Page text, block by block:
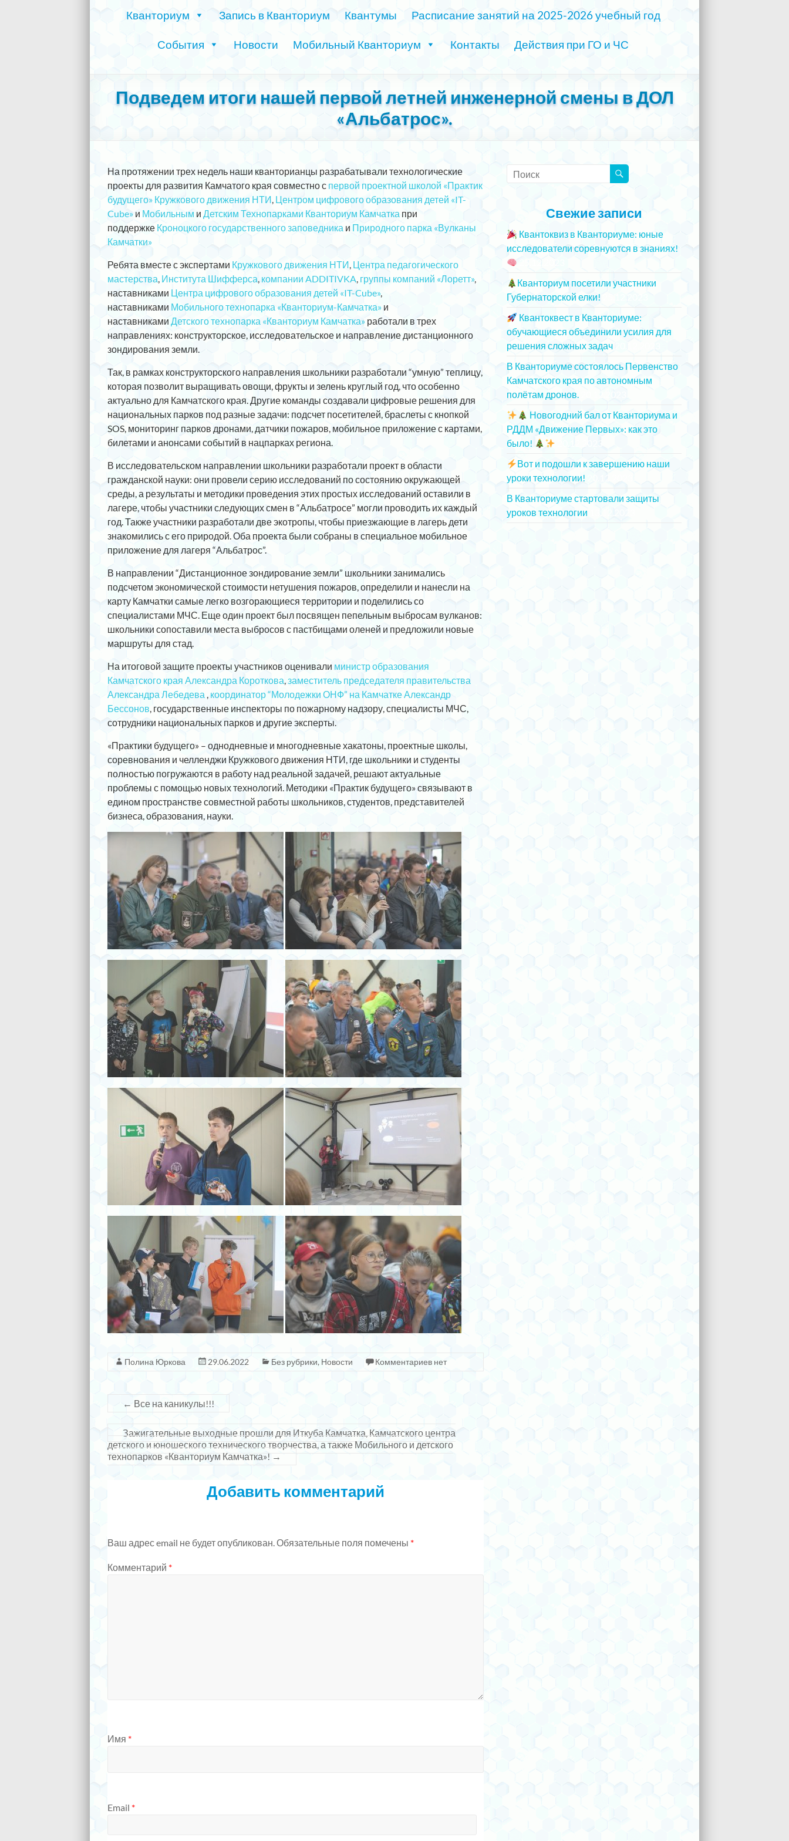
Кванториум Запись в Кванториум Квантумы Расписание занятий на 2025-2026 учебный год
События Новости Мобильный Кванториум Контакты Действия при ГО и ЧС
Подведем итоги нашей первой летней инженерной смены в ДОЛ
«Альбатрос».
На протяжении трех недель наши кванторианцы разрабатывали технологические
проекты для развития Камчатого края совместно с первой проектной школой «Практик
будущего» Кружкового движения НТИ, Центром цифрового образования детей «IT-
Cube» и Мобильным и Детским Технопарками Кванториум Камчатка при
поддержке Кроноцкого государственного заповедника и Природного парка «Вулканы
Камчатки»
Ребята вместе с экспертами Кружкового движения НТИ, Центра педагогического
мастерства, Института Шифферса, компании ADDITIVKA, группы компаний «Лоретт»,
наставниками Центра цифрового образования детей «IT-Cube»,
наставниками Мобильного технопарка «Кванториум-Камчатка» и
наставниками Детского технопарка «Кванториум Камчатка» работали в трех
направлениях: конструкторское, исследовательское и направление дистанционного
зондирования земли.
Так, в рамках конструкторского направления школьники разработали “умную” теплицу,
которая позволит выращивать овощи, фрукты и зелень круглый год, что особенно
актуально для Камчатского края. Другие команды создавали цифровые решения для
национальных парков под разные задачи: подсчет посетителей, браслеты с кнопкой
SOS, мониторинг парков дронами, датчики пожаров, мобильное приложение с картами,
билетами и анонсами событий в нацпарках региона.
В исследовательском направлении школьники разработали проект в области
гражданской науки: они провели серию исследований по состоянию окружающей
среды, а результаты и методики проведения этих простых исследований оставили в
лагере, чтобы участники следующих смен в “Альбатросе” могли проводить их каждый
год. Также участники разработали две экотропы, чтобы приезжающие в лагерь дети
знакомились с его природой. Оба проекта были собраны в специальное мобильное
приложение для лагеря “Альбатрос”.
В направлении “Дистанционное зондирование земли” школьники занимались
подсчетом экономической стоимости нетушения пожаров, определили и нанесли на
карту Камчатки самые легко возгорающиеся территории и поделились со
специалистами МЧС. Еще один проект был посвящен пепельным выбросам вулканов:
школьники сопоставили места выбросов с пастбищами оленей и предложили новые
маршруты для стад.
На итоговой защите проекты участников оценивали министр образования
Камчатского края Александра Короткова,заместитель председателя правительства
Александра Лебедева , координатор “Молодежки ОНФ” на Камчатке Александр
Бессонов, государственные инспекторы по пожарному надзору, специалисты МЧС,
сотрудники национальных парков и другие эксперты.
«Практики будущего» – однодневные и многодневные хакатоны, проектные школы,
соревнования и челленджи Кружкового движения НТИ, где школьники и студенты
полностью погружаются в работу над реальной задачей, решают актуальные
проблемы с помощью новых технологий. Методики «Практик будущего» связывают в
едином пространстве совместной работы школьников, студентов, представителей
бизнеса, образования, науки.
Полина Юркова 29.06.2022 Без рубрики, Новости Комментариев нет
← Все на каникулы!!!
Зажигательные выходные прошли для Иткуба Камчатка, Камчатского центра
детского и юношеского технического творчества, а также Мобильного и детского
технопарков «Кванториум Камчатка»! →
Добавить комментарий
Ваш адрес email не будет опубликован.Обязательные поля помечены *
Комментарий *
Имя *
Email *
Свежие записи
Квантоквиз в Кванториуме: юные
исследователи соревнуются в знаниях!
Кванториум посетили участники
Губернаторской елки!
Квантоквест в Кванториуме:
обучающиеся объединили усилия для
решения сложных задач
В Кванториуме состоялось Первенство
Камчатского края по автономным
полётам дронов.
Новогодний бал от Кванториума и
РДДМ «Движение Первых»: как это
было!
Вот и подошли к завершению наши
уроки технологии!
В Кванториуме стартовали защиты
уроков технологии